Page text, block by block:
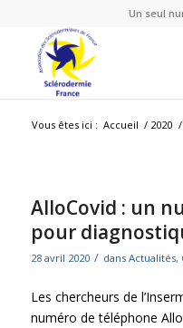
Un seul
Vous êtes ici : Accueil / 2020 /
AlloCovid : un
pour
28 avril 2020 / dans Actualités,
Les chercheurs de
numéro de téléphone